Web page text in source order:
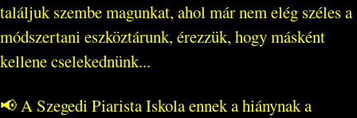
találjuk szembe magunkat, ahol már nem elég széles a
módszertani eszköztárunk, érezzük, hogy másként
kellene cselekednünk...
📢 A Szegedi Piarista Iskola ennek a hiánynak a